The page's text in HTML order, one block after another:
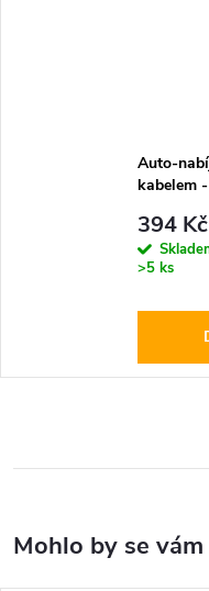
Auto-
kabelem
394 Kč
>5 ks